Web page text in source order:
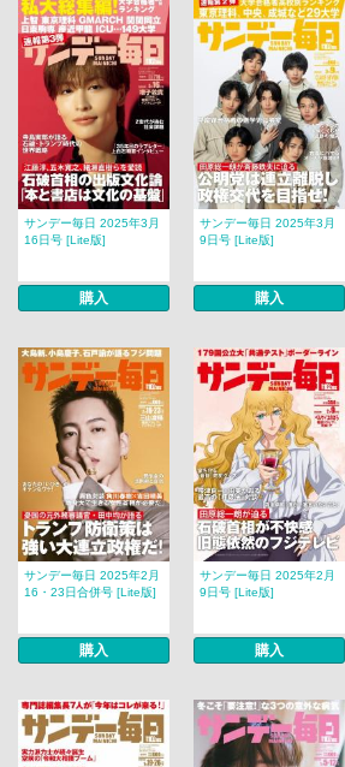
サンデー毎日 2025年3月
16日号 [Lite版]
購入
サンデー毎日 2025年3月
9日号 [Lite版]
購入
サンデー毎日 2025年2月
16・23日合併号 [Lite版]
購入
サンデー毎日 2025年2月
9日号 [Lite版]
購入